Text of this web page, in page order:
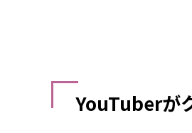
YouTuberが